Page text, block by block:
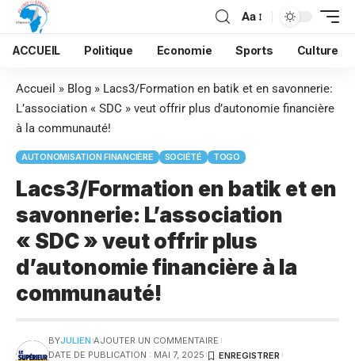
Aa
ACCUEIL Politique Economie Sports Culture
Accueil » Blog » Lacs3/Formation en batik et en savonnerie:
L’association « SDC » veut offrir plus d’autonomie financière
à la communauté!
AUTONOMISATION FINANCIÈRE SOCIÉTÉ TOGO
Lacs3/Formation en batik et en
savonnerie: L’association
« SDC » veut offrir plus
d’autonomie financière à la
communauté!
BYJULIEN AJOUTER UN COMMENTAIRE
DATE DE PUBLICATION : MAI 7, 2025